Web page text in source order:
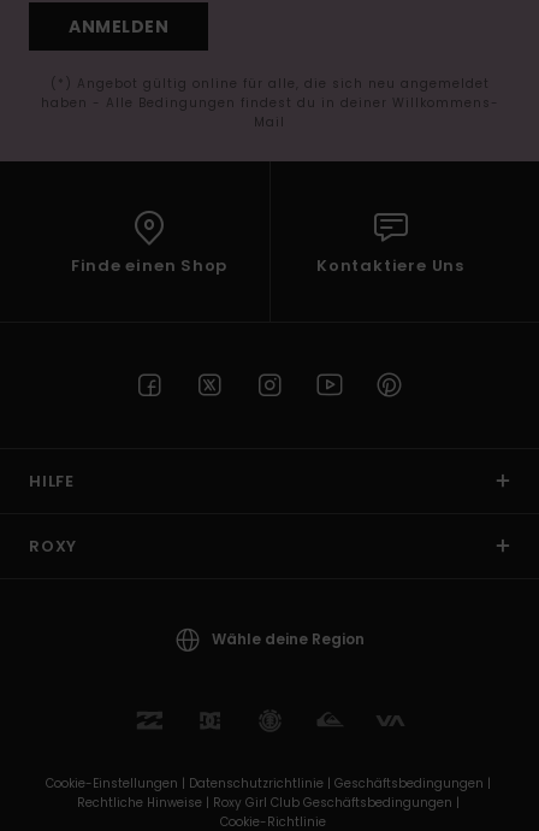
ANMELDEN
(*) Angebot gültig online für alle, die sich neu angemeldet
haben - Alle Bedingungen findest du in deiner Willkommens-
Mail
Finde einen Shop Kontaktiere Uns
HILFE
ROXY
Wähle deine Region
Cookie-Einstellungen | Datenschutzrichtlinie | Geschäftsbedingungen |
Rechtliche Hinweise | Roxy Girl Club Geschäftsbedingungen |
Cookie-Richtlinie